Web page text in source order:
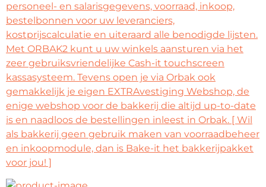
personeel- en salarisgegevens, voorraad, inkoop,
bestelbonnen voor uw leveranciers,
kostprijscalculatie en uiteraard alle benodigde lijsten.
Met ORBAK2 kunt u uw winkels aansturen via het
zeer gebruiksvriendelijke Cash-it touchscreen
kassasysteem. Tevens open je via Orbak ook
gemakkelijk je eigen EXTRAvestiging Webshop, de
enige webshop voor de bakkerij die altijd up-to-date
is en naadloos de bestellingen inleest in Orbak. [ Wil
als bakkerij geen gebruik maken van voorraadbeheer
en inkoopmodule, dan is Bake-it het bakkerijpakket
voor jou! ]